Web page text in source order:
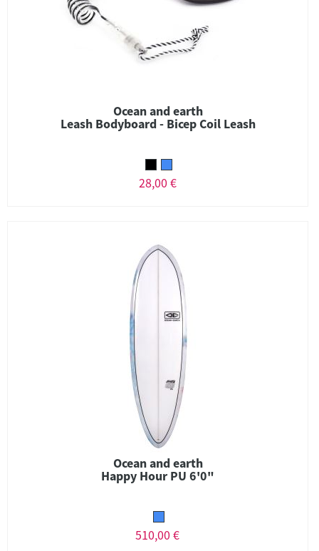
Ocean and earth
Leash Bodyboard - Bicep Coil Leash
28,00 €
Ocean and earth
Happy Hour PU 6'0"
510,00 €